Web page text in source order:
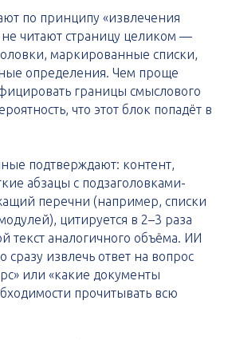
по принципу «извлечения
читают страницу целиком —
маркированные списки,
определения. Чем проще
границы смыслового
что этот блок попадёт в
подтверждают: контент,
абзацы с подзаголовками-
перечни (например, списки
цитируется в 2–3 раза
текст аналогичного объёма. ИИ
сразу извлечь ответ на вопрос
или «какие документы
прочитывать всю